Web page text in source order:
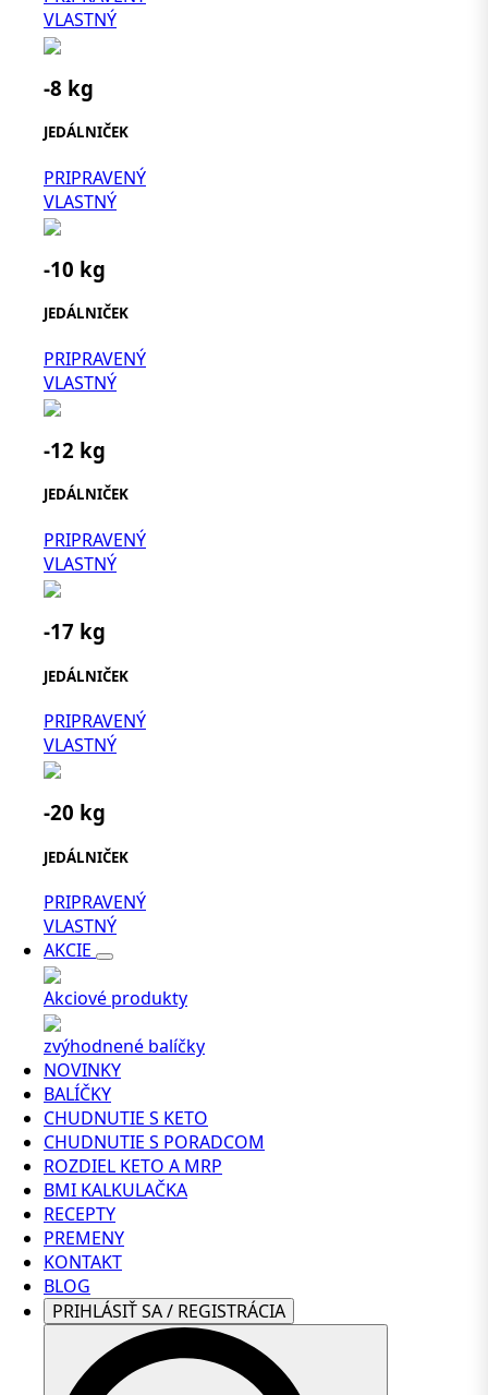
VLASTNÝ
-8 kg
JEDÁLNIČEK
PRIPRAVENÝ
VLASTNÝ
-10 kg
JEDÁLNIČEK
PRIPRAVENÝ
VLASTNÝ
-12 kg
JEDÁLNIČEK
PRIPRAVENÝ
VLASTNÝ
-17 kg
JEDÁLNIČEK
PRIPRAVENÝ
VLASTNÝ
-20 kg
JEDÁLNIČEK
PRIPRAVENÝ
VLASTNÝ
AKCIE
Akciové produkty
zvýhodnené balíčky
NOVINKY
BALÍČKY
CHUDNUTIE S KETO
CHUDNUTIE S PORADCOM
ROZDIEL KETO A MRP
BMI KALKULAČKA
RECEPTY
PREMENY
KONTAKT
BLOG
PRIHLÁSIŤ SA / REGISTRÁCIA